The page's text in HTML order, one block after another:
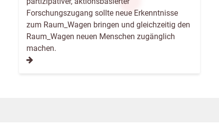
Forschungszugang sollte neue Erkenntnisse
zum Raum_Wagen bringen und gleichzeitig den
Raum_Wagen neuen Menschen zugänglich
machen.